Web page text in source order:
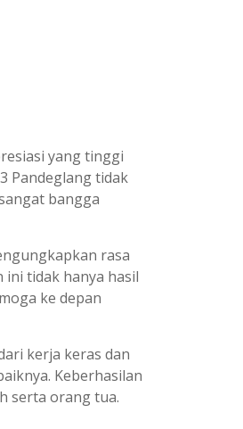
yang tinggi
Pandeglang tidak
bangga
rasa
ini tidak hanya hasil
ke depan
kerja keras dan
Keberhasilan
serta orang tua.